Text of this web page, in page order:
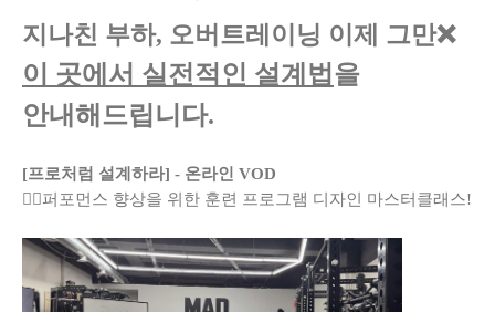
지나친 부하, 오버트레이닝 이제 그만❌
이 곳에서 실전적인 설계법 을
안내해드립니다.
[프로처럼 설계하라] - 온라인 VOD
🏋️‍♂️퍼포먼스 향상을 위한 훈련 프로그램 디자인 마스터클래스!